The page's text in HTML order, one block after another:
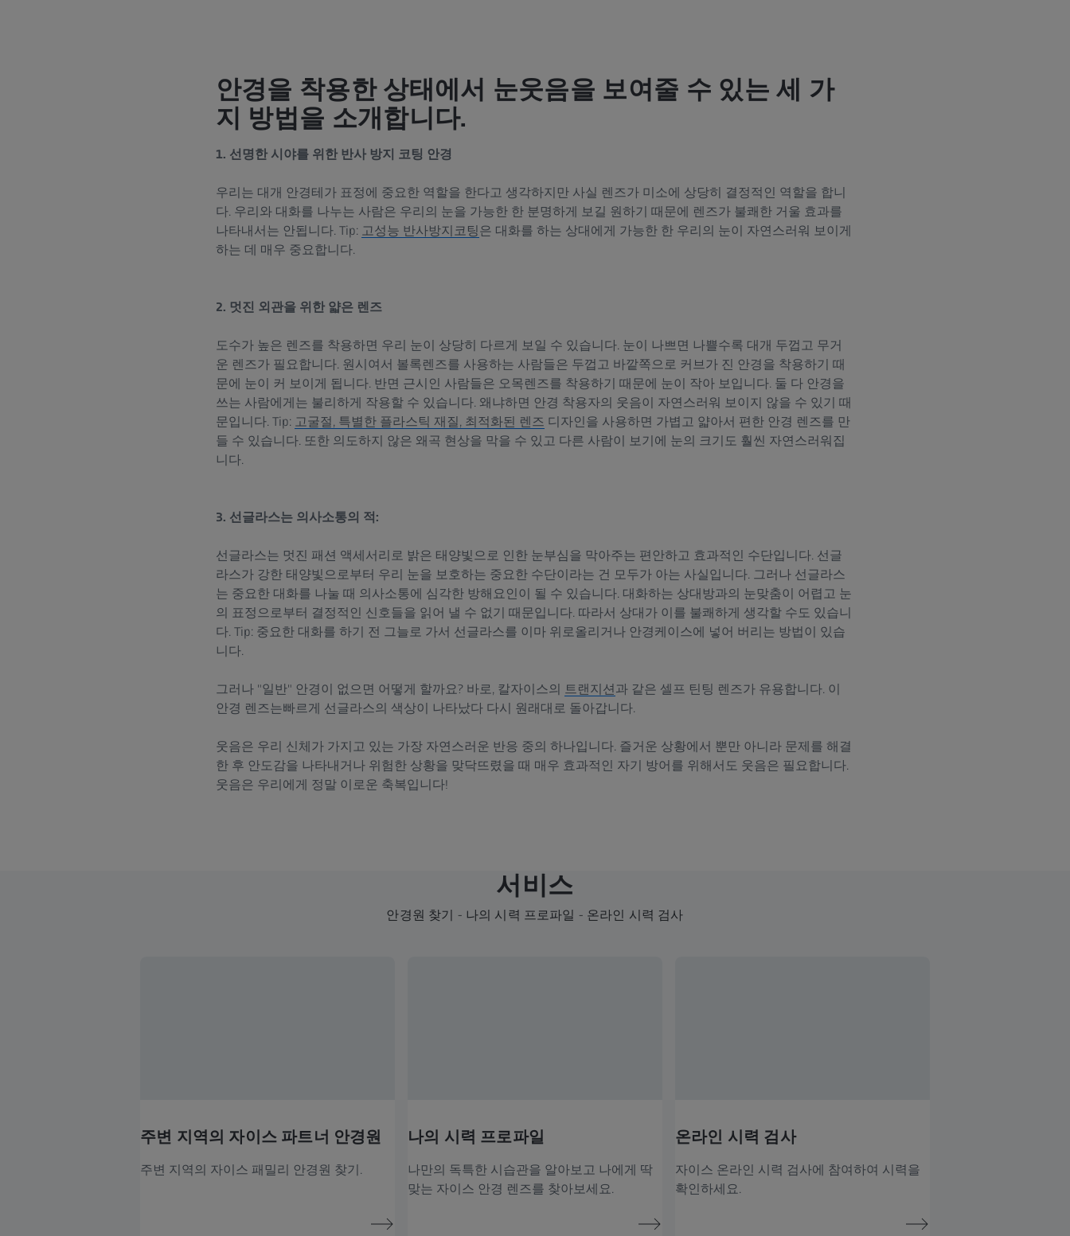
안경을 착용한 상태에서 눈웃음을 보여줄 수 있는 세 가
지 방법을 소개합니다.
1. 선명한 시야를 위한 반사 방지 코팅 안경
우리는 대개 안경테가 표정에 중요한 역할을 한다고 생각하지만 사실 렌즈가 미소에 상당히 결정적인 역할을 합니
다. 우리와 대화를 나누는 사람은 우리의 눈을 가능한 한 분명하게 보길 원하기 때문에 렌즈가 불쾌한 거울 효과를
나타내서는 안됩니다. Tip: 고성능 반사방지코팅은 대화를 하는 상대에게 가능한 한 우리의 눈이 자연스러워 보이게
하는 데 매우 중요합니다.
2. 멋진 외관을 위한 얇은 렌즈
도수가 높은 렌즈를 착용하면 우리 눈이 상당히 다르게 보일 수 있습니다. 눈이 나쁘면 나쁠수록 대개 두껍고 무거
운 렌즈가 필요합니다. 원시여서 볼록렌즈를 사용하는 사람들은 두껍고 바깥쪽으로 커브가 진 안경을 착용하기 때
문에 눈이 커 보이게 됩니다. 반면 근시인 사람들은 오목렌즈를 착용하기 때문에 눈이 작아 보입니다. 둘 다 안경을
쓰는 사람에게는 불리하게 작용할 수 있습니다. 왜냐하면 안경 착용자의 웃음이 자연스러워 보이지 않을 수 있기 때
문입니다. Tip: 고굴절, 특별한 플라스틱 재질, 최적화된 렌즈 디자인을 사용하면 가볍고 얇아서 편한 안경 렌즈를 만
들 수 있습니다. 또한 의도하지 않은 왜곡 현상을 막을 수 있고 다른 사람이 보기에 눈의 크기도 훨씬 자연스러워집
니다.
3. 선글라스는 의사소통의 적:
선글라스는 멋진 패션 액세서리로 밝은 태양빛으로 인한 눈부심을 막아주는 편안하고 효과적인 수단입니다. 선글
라스가 강한 태양빛으로부터 우리 눈을 보호하는 중요한 수단이라는 건 모두가 아는 사실입니다. 그러나 선글라스
는 중요한 대화를 나눌 때 의사소통에 심각한 방해요인이 될 수 있습니다. 대화하는 상대방과의 눈맞춤이 어렵고 눈
의 표정으로부터 결정적인 신호들을 읽어 낼 수 없기 때문입니다. 따라서 상대가 이를 불쾌하게 생각할 수도 있습니
다. Tip: 중요한 대화를 하기 전 그늘로 가서 선글라스를 이마 위로올리거나 안경케이스에 넣어 버리는 방법이 있습
니다.
그러나 "일반" 안경이 없으면 어떻게 할까요? 바로, 칼자이스의 트랜지션과 같은 셀프 틴팅 렌즈가 유용합니다. 이
안경 렌즈는빠르게 선글라스의 색상이 나타났다 다시 원래대로 돌아갑니다.
웃음은 우리 신체가 가지고 있는 가장 자연스러운 반응 중의 하나입니다. 즐거운 상황에서 뿐만 아니라 문제를 해결
한 후 안도감을 나타내거나 위험한 상황을 맞닥뜨렸을 때 매우 효과적인 자기 방어를 위해서도 웃음은 필요합니다.
웃음은 우리에게 정말 이로운 축복입니다!
서비스
안경원 찾기 - 나의 시력 프로파일 - 온라인 시력 검사
주변 지역의 자이스 파트너 안경원
주변 지역의 자이스 패밀리 안경원 찾기.
나의 시력 프로파일
나만의 독특한 시습관을 알아보고 나에게 딱
맞는 자이스 안경 렌즈를 찾아보세요.
온라인 시력 검사
자이스 온라인 시력 검사에 참여하여 시력을
확인하세요.